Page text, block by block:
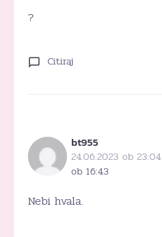
?
Citiraj
bt955
24.06.2023 ob 23:04
ob 16:43
Nebi hvala.